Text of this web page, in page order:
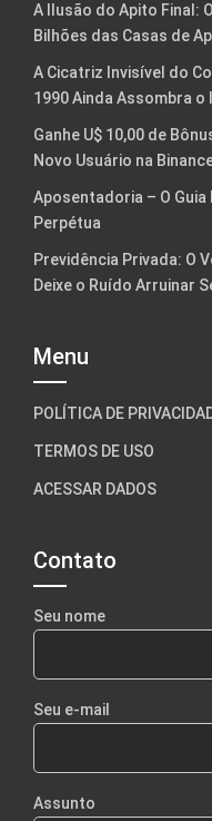
A Ilusão do Apito Final:
Bilhões das Casas de
A Cicatriz Invisível do
1990 Ainda Assombra
Ganhe U$ 10,00 de
Novo Usuário na
Aposentadoria – O
Perpétua
Previdência Privada: O
Deixe o Ruído Arruinar
Menu
POLÍTICA DE
TERMOS DE USO
ACESSAR DADOS
Contato
Seu nome
Seu e-mail
Assunto